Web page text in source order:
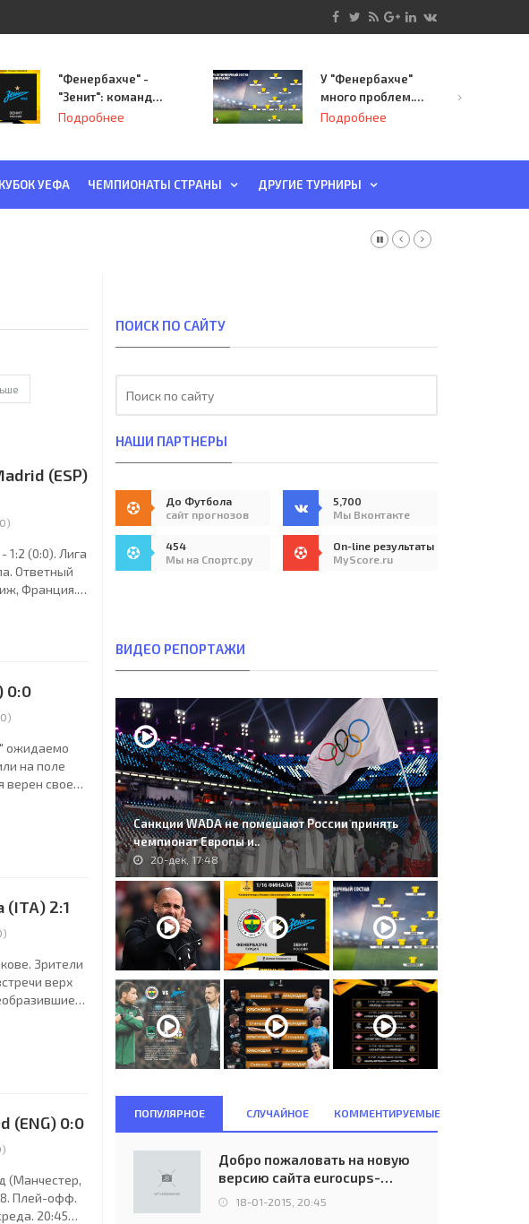
"Фенербахче" -
"Зенит": команда
Семака начинает
Подробнее
У "Фенербахче"
много проблем.
Но он опасен для
Подробнее
УЕФА ЧЕМПИОНАТЫ СТРАНЫ ДРУГИЕ ТУРНИРЫ
(ESP)
0)
(0:0). Лига
Ответный
Франция.
(Мюнхен,
0:0
0)
ожидаемо
на поле
своему
фиаско в
(ITA) 2:1
)
Зрители
верх
в текущем
(ENG) 0:0
)
(Манчестер,
Плей-офф.
20:45
ПОИСК ПО САЙТУ
НАШИ ПАРТНЕРЫ
До Футбола
сайт прогнозов
5,700
Мы Вконтакте
454
Мы на Спортс.ру
On-line результаты
MyScore.ru
ВИДЕО РЕПОРТАЖИ
Санкции WADA не помешают России принять
чемпионат Европы и..
20-дек, 17:48
ПОПУЛЯРНОЕ СЛУЧАЙНОЕ КОММЕНТИРУЕМЫЕ
Добро пожаловать на новую
версию сайта eurocups-
uefa.ru
18-01-2015, 20:45